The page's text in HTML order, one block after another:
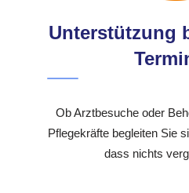
Unterstützung
Ob Arztbesuche oder
Pflegekräfte begleiten Sie
dass nichts